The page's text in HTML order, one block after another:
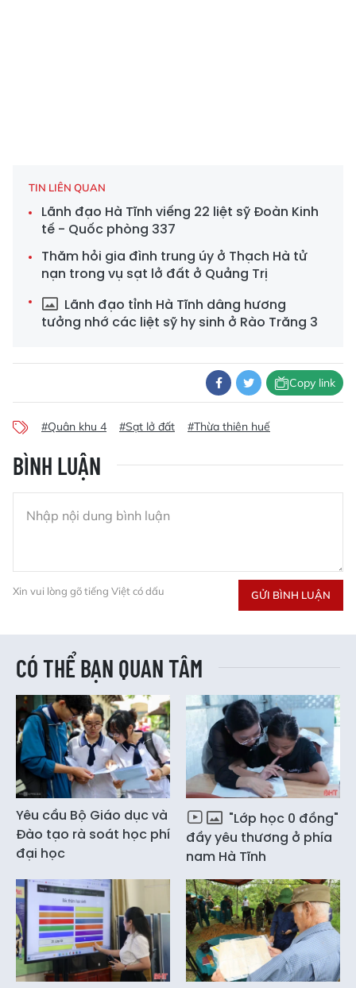
TIN LIÊN QUAN
Lãnh đạo Hà Tĩnh viếng 22 liệt sỹ Đoàn Kinh
tế - Quốc phòng 337
Thăm hỏi gia đình trung úy ở Thạch Hà tử
nạn trong vụ sạt lở đất ở Quảng Trị
Lãnh đạo tỉnh Hà Tĩnh dâng hương
tưởng nhớ các liệt sỹ hy sinh ở Rào Trăng 3
Copy link
#Quân khu 4 #Sạt lở đất #Thừa thiên huế
BÌNH LUẬN
Xin vui lòng gõ tiếng Việt có dấu GỬI BÌNH LUẬN
CÓ THỂ BẠN QUAN TÂM
Yêu cầu Bộ Giáo dục và
Đào tạo rà soát học phí
đại học
"Lớp học 0 đồng"
đầy yêu thương ở phía
nam Hà Tĩnh